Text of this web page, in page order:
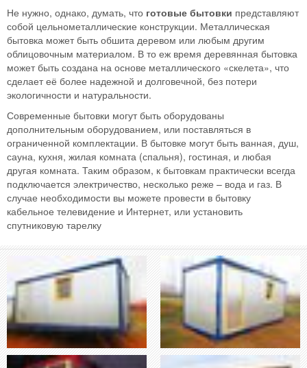
Не нужно, однако, думать, что готовые бытовки представляют
собой цельнометаллические конструкции. Металлическая
бытовка может быть обшита деревом или любым другим
облицовочным материалом. В то еж время деревянная бытовка
может быть создана на основе металлического «скелета», что
сделает её более надежной и долговечной, без потери
экологичности и натуральности.
Современные бытовки могут быть оборудованы
дополнительным оборудованием, или поставляться в
ограниченной комплектации. В бытовке могут быть ванная, душ,
сауна, кухня, жилая комната (спальня), гостиная, и любая
другая комната. Таким образом, к бытовкам практически всегда
подключается электричество, несколько реже – вода и газ. В
случае необходимости вы можете провести в бытовку
кабельное телевидение и Интернет, или установить
спутниковую тарелку